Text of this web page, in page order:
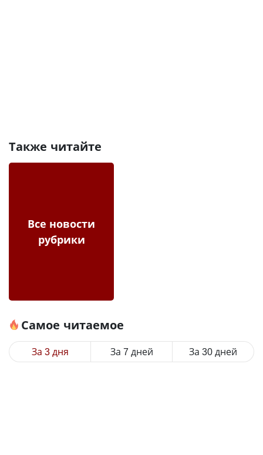
Также читайте
Все новости
рубрики
Самое читаемое
За 3 дня За 7 дней За 30 дней